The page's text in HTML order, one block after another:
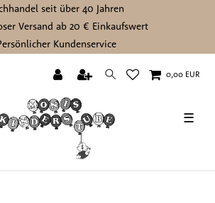
seit über 40 Jahren
Versand ab 20 € Einkaufswert
Kundenservice
0,00 EUR
☰